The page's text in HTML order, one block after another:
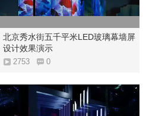
北京秀水街五千平米LED玻璃幕墙屏
设计效果演示
2753 0